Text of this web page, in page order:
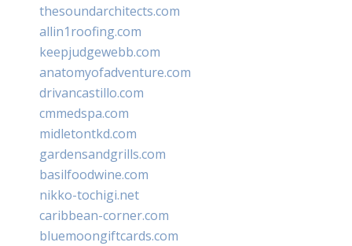
thesoundarchitects.com
allin1roofing.com
keepjudgewebb.com
anatomyofadventure.com
drivancastillo.com
cmmedspa.com
midletontkd.com
gardensandgrills.com
basilfoodwine.com
nikko-tochigi.net
caribbean-corner.com
bluemoongiftcards.com